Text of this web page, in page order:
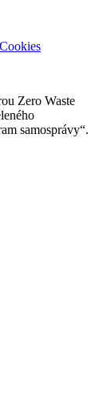
Zero Waste
samosprávy“.